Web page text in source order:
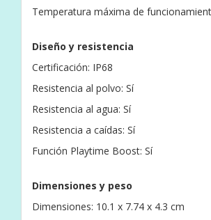
Temperatura máxima de
Diseño y resistencia
Certificación: IP68
Resistencia al polvo: Sí
Resistencia al agua: Sí
Resistencia a caídas: Sí
Función Playtime Boost: Sí
Dimensiones y peso
Dimensiones: 10.1 x 7.74 x 4.3 cm